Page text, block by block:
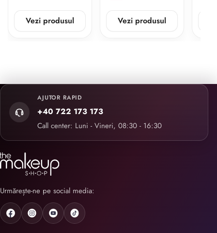
Vezi produsul Vezi produsul
AJUTOR RAPID
+40 722 173 173
Call center: Luni - Vineri, 08:30 - 16:30
Urmărește-ne pe social media: